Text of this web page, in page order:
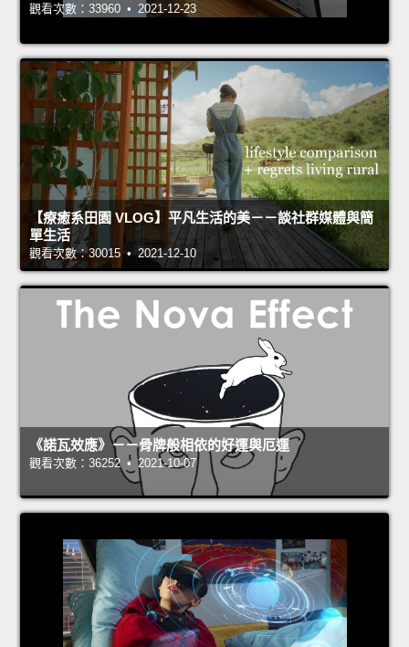
觀看次數：33960 • 2021-12-23
【療癒系田園 VLOG】平凡生活的美－－談社群媒體與簡
單生活
觀看次數：30015 • 2021-12-10
《諾瓦效應》－－骨牌般相依的好運與厄運
觀看次數：36252 • 2021-10-07